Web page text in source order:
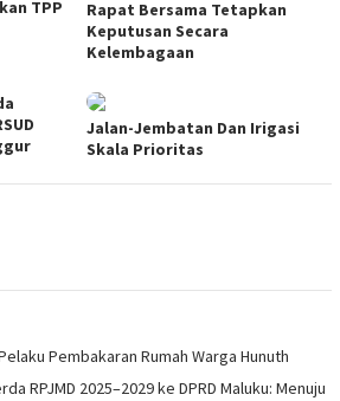
TPP
Rapat Bersama Tetapkan
Keputusan Secara
Kelembagaan
Jalan-Jembatan Dan Irigasi
Skala Prioritas
Pembakaran Rumah Warga Hunuth
RPJMD 2025–2029 ke DPRD Maluku: Menuju